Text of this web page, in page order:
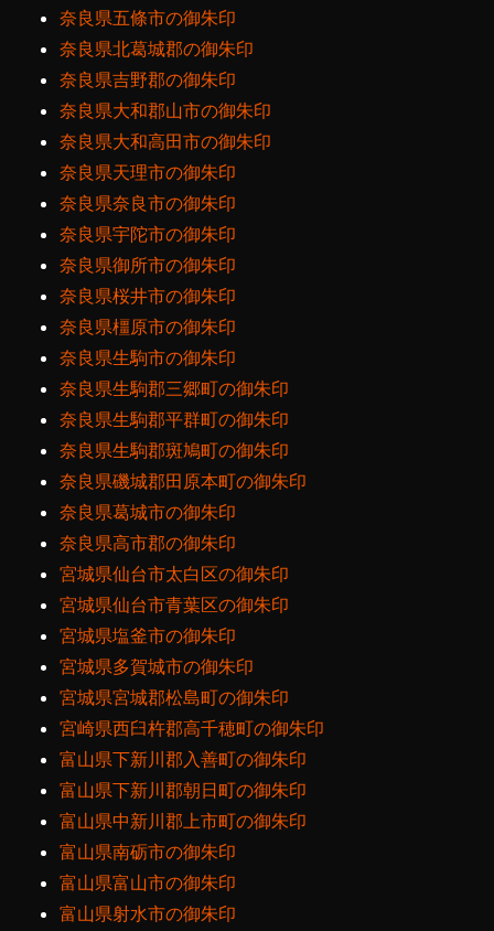
奈良県五條市の御朱印
奈良県北葛城郡の御朱印
奈良県吉野郡の御朱印
奈良県大和郡山市の御朱印
奈良県大和高田市の御朱印
奈良県天理市の御朱印
奈良県奈良市の御朱印
奈良県宇陀市の御朱印
奈良県御所市の御朱印
奈良県桜井市の御朱印
奈良県橿原市の御朱印
奈良県生駒市の御朱印
奈良県生駒郡三郷町の御朱印
奈良県生駒郡平群町の御朱印
奈良県生駒郡斑鳩町の御朱印
奈良県磯城郡田原本町の御朱印
奈良県葛城市の御朱印
奈良県高市郡の御朱印
宮城県仙台市太白区の御朱印
宮城県仙台市青葉区の御朱印
宮城県塩釜市の御朱印
宮城県多賀城市の御朱印
宮城県宮城郡松島町の御朱印
宮崎県西臼杵郡高千穂町の御朱印
富山県下新川郡入善町の御朱印
富山県下新川郡朝日町の御朱印
富山県中新川郡上市町の御朱印
富山県南砺市の御朱印
富山県富山市の御朱印
富山県射水市の御朱印